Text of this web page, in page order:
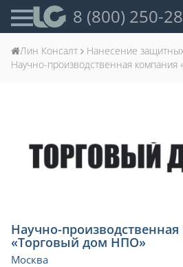
8 (800) 250-
Лин Консалт
Нанесение
Научно-производственная
Научно-
«Торговый дом НПО»
Москва